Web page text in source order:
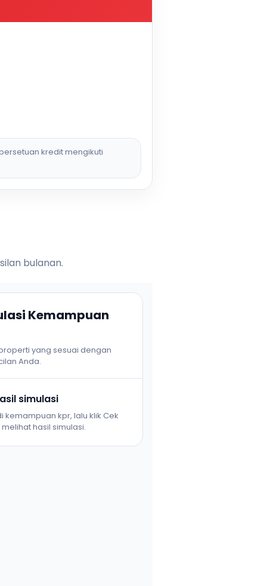
kredit mengikuti
bulanan.
Kemampuan
yang sesuai dengan
Anda.
simulasi
kemampuan kpr, lalu klik Cek
hasil simulasi.